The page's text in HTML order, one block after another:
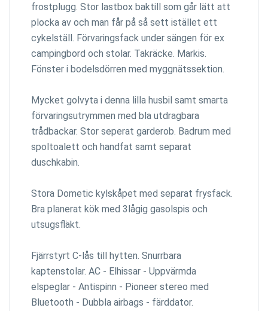
frostplugg. Stor lastbox baktill som går lätt att
plocka av och man får på så sett istället ett
cykelställ. Förvaringsfack under sängen för ex
campingbord och stolar. Takräcke. Markis.
Fönster i bodelsdörren med myggnätssektion.
Mycket golvyta i denna lilla husbil samt smarta
förvaringsutrymmen med bla utdragbara
trådbackar. Stor seperat garderob. Badrum med
spoltoalett och handfat samt separat
duschkabin.
Stora Dometic kylskåpet med separat frysfack.
Bra planerat kök med 3lågig gasolspis och
utsugsfläkt.
Fjärrstyrt C-lås till hytten. Snurrbara
kaptenstolar. AC - Elhissar - Uppvärmda
elspeglar - Antispinn - Pioneer stereo med
Bluetooth - Dubbla airbags - färddator.